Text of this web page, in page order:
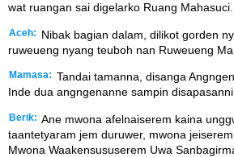
wat ruangan sai digelarko Ruang Mahasuci.
Aceh:
Nibak bagian dalam, dilikot gorden
ruweueng nyang teuboh nan Ruweueng
Mamasa: Tandai tamanna, disanga
Inde dua angngenanne sampin
Berik: Ane mwona afelnaiserem kaina
taantetyaram jem duruwer, mwona
Mwona Waakensususerem Uwa